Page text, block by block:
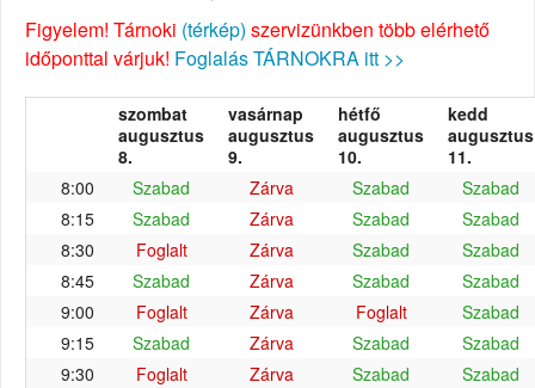
Figyelem! Tárnoki (térkép) szervizünkben több elérhető
időponttal várjuk! Foglalás TÁRNOKRA itt >>
szombat
augusztus
8.
vasárnap
augusztus
9.
hétfő
augusztus
10.
kedd
augusztus
11.
8:00
Szabad Zárva Szabad
Szabad
8:15
Szabad Zárva Szabad
Szabad
8:30
Foglalt Zárva Szabad
Szabad
8:45
Szabad Zárva Szabad
Szabad
9:00
Foglalt Zárva Foglalt
Szabad
9:15
Szabad Zárva Szabad
Szabad
9:30
Foglalt Zárva Szabad
Szabad